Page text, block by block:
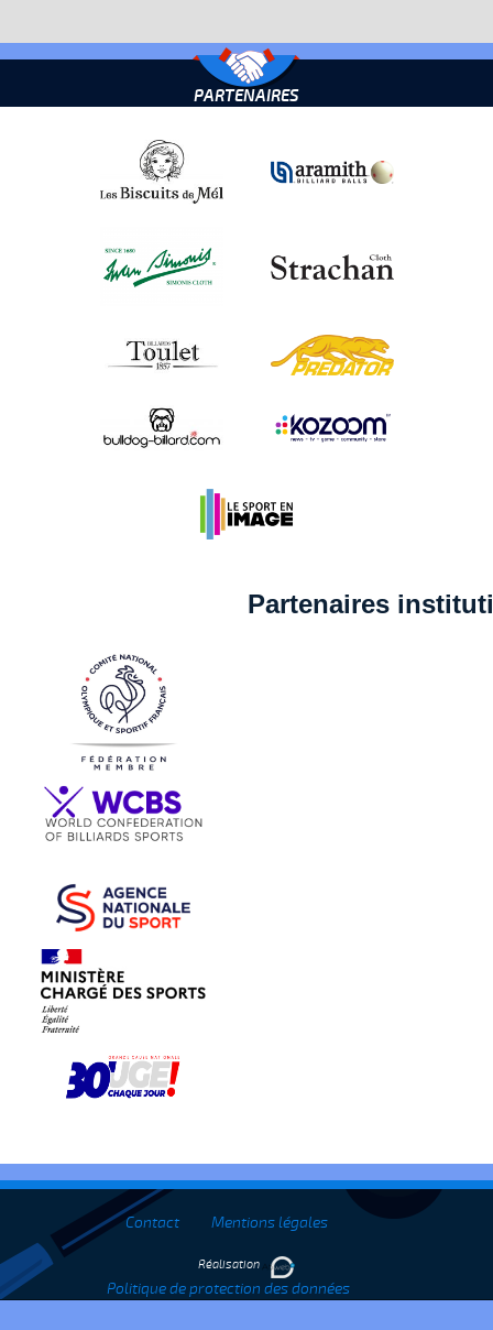
PARTENAIRES
Partenaires
Contact Mentions légales
Politique de protection des données
Réalisation